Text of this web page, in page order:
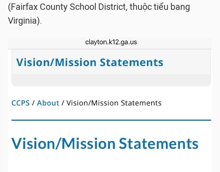
(Fairfax County School District, thuộc tiểu bang
Virginia).